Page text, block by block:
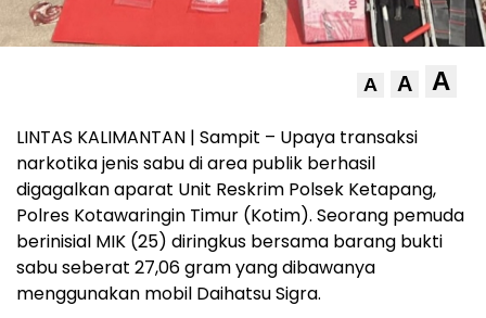
A A A
LINTAS KALIMANTAN | Sampit – Upaya transaksi
narkotika jenis sabu di area publik berhasil
digagalkan aparat Unit Reskrim Polsek Ketapang,
Polres Kotawaringin Timur (Kotim). Seorang pemuda
berinisial MIK (25) diringkus bersama barang bukti
sabu seberat 27,06 gram yang dibawanya
menggunakan mobil Daihatsu Sigra.